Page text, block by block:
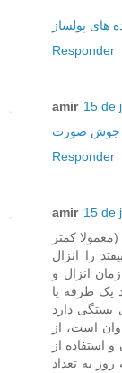
های پولساز
Responder
amir 15 de
جوش صورت
Responder
amir 15 de
کمتر
بیفتد را انزال
انزال و
یک طرفه یا
بستگی دارد
است، از
از
به تعداد